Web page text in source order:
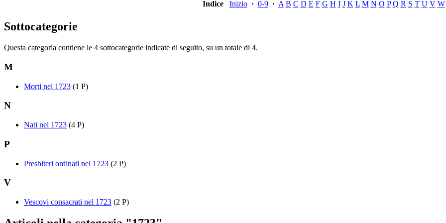
Indice Inizio · 0-9 · A B C D E F G H I J K L M N O P Q R S T U V W
Sottocategorie
Questa categoria contiene le 4 sottocategorie indicate di seguito, su un totale di 4.
M
Morti nel 1723 (1 P)
N
Nati nel 1723 (4 P)
P
Presbiteri ordinati nel 1723 (2 P)
V
Vescovi consacrati nel 1723 (2 P)